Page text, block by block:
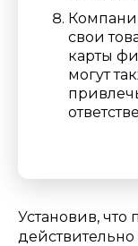
свои
карты
могут
Установив, что